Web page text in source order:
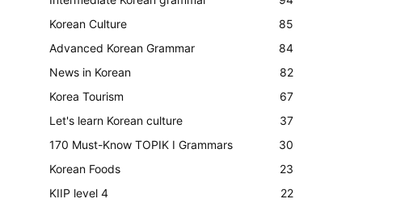
Korean Culture
85
Advanced Korean Grammar
84
News in Korean
82
Korea Tourism
67
Let's learn Korean culture
37
170 Must-Know TOPIK I Grammars
30
Korean Foods
23
KIIP level 4
22